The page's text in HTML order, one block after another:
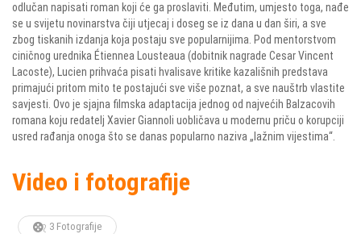
odlučan napisati roman koji će ga proslaviti. Međutim, umjesto toga, nađe
se u svijetu novinarstva čiji utjecaj i doseg se iz dana u dan širi, a sve
zbog tiskanih izdanja koja postaju sve popularnijima. Pod mentorstvom
ciničnog urednika Étiennea Lousteaua (dobitnik nagrade Cesar Vincent
Lacoste), Lucien prihvaća pisati hvalisave kritike kazališnih predstava
primajući pritom mito te postajući sve više poznat, a sve nauštrb vlastite
savjesti. Ovo je sjajna filmska adaptacija jednog od najvećih Balzacovih
romana koju redatelj Xavier Giannoli uobličava u modernu priču o korupciji
usred rađanja onoga što se danas popularno naziva „lažnim vijestima“.
Video i fotografije
3 Fotografije